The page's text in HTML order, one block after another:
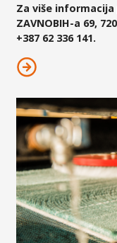
Za više
ZAVNOBIH-a 69,
+387 62 336 141.